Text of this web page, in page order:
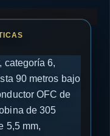
categoría 6,
90 metros bajo
OFC de
de 305
5,5 mm,